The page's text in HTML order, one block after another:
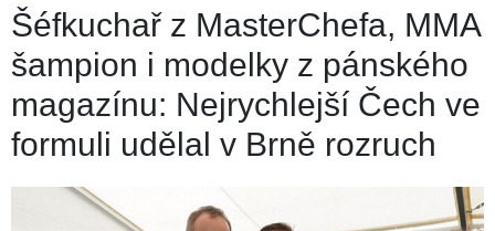
Šéfkuchař z MasterChefa, MMA
šampion i modelky z pánského
magazínu: Nejrychlejší Čech ve
formuli udělal v Brně rozruch